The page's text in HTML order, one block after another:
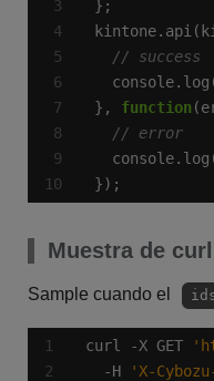
4
}, function
});
Muestra de curl
Sample cuando el
curl -X GET
  -H
'X-